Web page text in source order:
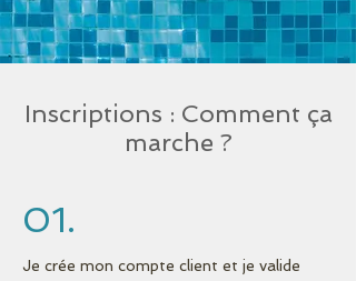
Inscriptions : Comment ça
marche ?
01.
Je crée mon compte client et je valide